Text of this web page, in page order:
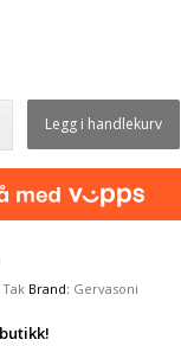
Legg i handlekurv
Tak Brand: Gervasoni